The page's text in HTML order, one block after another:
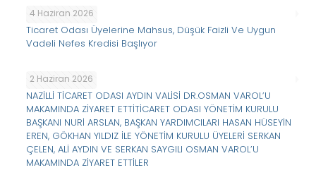
4 Haziran 2026
Ticaret Odası Üyelerine Mahsus, Düşük Faizli Ve Uygun
Vadeli Nefes Kredisi Başlıyor
2 Haziran 2026
NAZİLLİ TİCARET ODASI AYDIN VALİSİ DR.OSMAN VAROL’U
MAKAMINDA ZİYARET ETTİTİCARET ODASI YÖNETİM KURULU
BAŞKANI NURİ ARSLAN, BAŞKAN YARDIMCILARI HASAN HÜSEYİN
EREN, GÖKHAN YILDIZ İLE YÖNETİM KURULU ÜYELERİ SERKAN
ÇELEN, ALİ AYDIN VE SERKAN SAYGILI OSMAN VAROL’U
MAKAMINDA ZİYARET ETTİLER